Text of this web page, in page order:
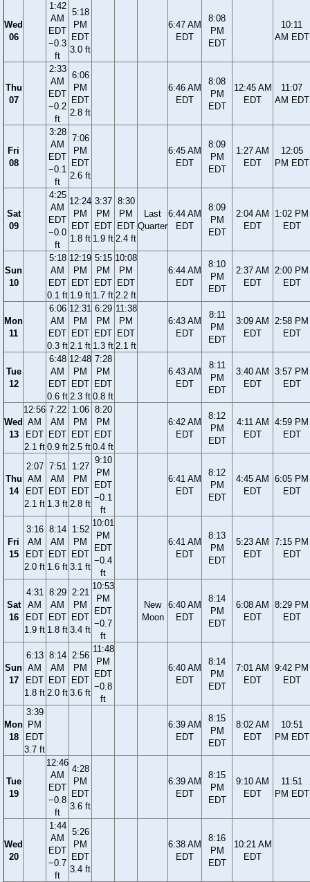
Wed
06
1:42
AM
EDT
−0.3
ft
5:18
PM
EDT
3.0 ft
6:47 AM
EDT
8:08
PM
EDT
10:11
AM EDT
Thu
07
2:33
AM
EDT
−0.2
ft
6:06
PM
EDT
2.8 ft
6:46 AM
EDT
8:08
PM
EDT
12:45 AM
EDT
11:07
AM EDT
Fri
08
3:28
AM
EDT
−0.1
ft
7:06
PM
EDT
2.6 ft
6:45 AM
EDT
8:09
PM
EDT
1:27 AM
EDT
12:05
PM EDT
Sat
09
4:25
AM
EDT
−0.0
ft
12:24
PM
EDT
1.8 ft
3:37
PM
EDT
1.9 ft
8:30
PM
EDT
2.4 ft
Last
Quarter
6:44 AM
EDT
8:09
PM
EDT
2:04 AM
EDT
1:02 PM
EDT
Sun
10
5:18
AM
EDT
0.1 ft
12:19
PM
EDT
1.9 ft
5:15
PM
EDT
1.7 ft
10:08
PM
EDT
2.2 ft
6:44 AM
EDT
8:10
PM
EDT
2:37 AM
EDT
2:00 PM
EDT
Mon
11
6:06
AM
EDT
0.3 ft
12:31
PM
EDT
2.1 ft
6:29
PM
EDT
1.3 ft
11:38
PM
EDT
2.1 ft
6:43 AM
EDT
8:11
PM
EDT
3:09 AM
EDT
2:58 PM
EDT
Tue
12
6:48
AM
EDT
0.6 ft
12:48
PM
EDT
2.3 ft
7:28
PM
EDT
0.8 ft
6:43 AM
EDT
8:11
PM
EDT
3:40 AM
EDT
3:57 PM
EDT
Wed
13
12:56
AM
EDT
2.1 ft
7:22
AM
EDT
0.9 ft
1:06
PM
EDT
2.5 ft
8:20
PM
EDT
0.4 ft
6:42 AM
EDT
8:12
PM
EDT
4:11 AM
EDT
4:59 PM
EDT
Thu
14
2:07
AM
EDT
2.1 ft
7:51
AM
EDT
1.3 ft
1:27
PM
EDT
2.8 ft
9:10
PM
EDT
−0.1
ft
6:41 AM
EDT
8:12
PM
EDT
4:45 AM
EDT
6:05 PM
EDT
Fri
15
3:16
AM
EDT
2.0 ft
8:14
AM
EDT
1.6 ft
1:52
PM
EDT
3.1 ft
10:01
PM
EDT
−0.4
ft
6:41 AM
EDT
8:13
PM
EDT
5:23 AM
EDT
7:15 PM
EDT
Sat
16
4:31
AM
EDT
1.9 ft
8:29
AM
EDT
1.8 ft
2:21
PM
EDT
3.4 ft
10:53
PM
EDT
−0.7
ft
New
Moon
6:40 AM
EDT
8:14
PM
EDT
6:08 AM
EDT
8:29 PM
EDT
Sun
17
6:13
AM
EDT
1.8 ft
8:14
AM
EDT
2.0 ft
2:56
PM
EDT
3.6 ft
11:48
PM
EDT
−0.8
ft
6:40 AM
EDT
8:14
PM
EDT
7:01 AM
EDT
9:42 PM
EDT
Mon
18
3:39
PM
EDT
3.7 ft
6:39 AM
EDT
8:15
PM
EDT
8:02 AM
EDT
10:51
PM EDT
Tue
19
12:46
AM
EDT
−0.8
ft
4:28
PM
EDT
3.6 ft
6:39 AM
EDT
8:15
PM
EDT
9:10 AM
EDT
11:51
PM EDT
Wed
20
1:44
AM
EDT
−0.7
ft
5:26
PM
EDT
3.4 ft
6:38 AM
EDT
8:16
PM
EDT
10:21 AM
EDT